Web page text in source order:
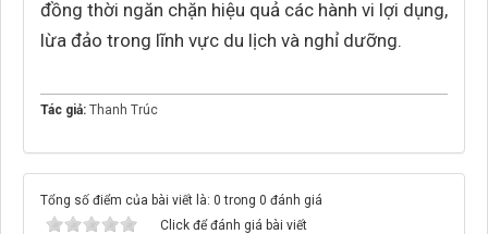
đồng thời ngăn chặn hiệu quả các hành vi lợi dụng,
lừa đảo trong lĩnh vực du lịch và nghỉ dưỡng.
Tác giả: Thanh Trúc
Tổng số điểm của bài viết là: 0 trong 0 đánh giá
Click để đánh giá bài viết